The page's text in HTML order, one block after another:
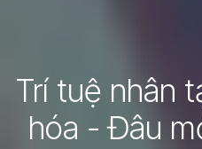
Trí tuệ nhân
hóa - Đâu